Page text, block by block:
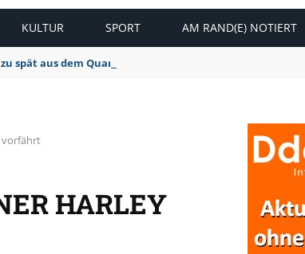
KULTUR SPORT AM RAND(E) NOTIERT
spät aus dem Quark: 1:2 Niederlage
vorfährt
HARLEY